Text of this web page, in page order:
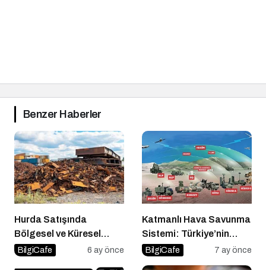
Benzer Haberler
Hurda Satışında
Bölgesel ve Küresel
Etkenlerin Fiyatlara
BilgiCafe 6 ay önce
Katmanlı Hava Savunma
Sistemi: Türkiye’nin
Gökyüzündeki Çelik
BilgiCafe 7 ay önce